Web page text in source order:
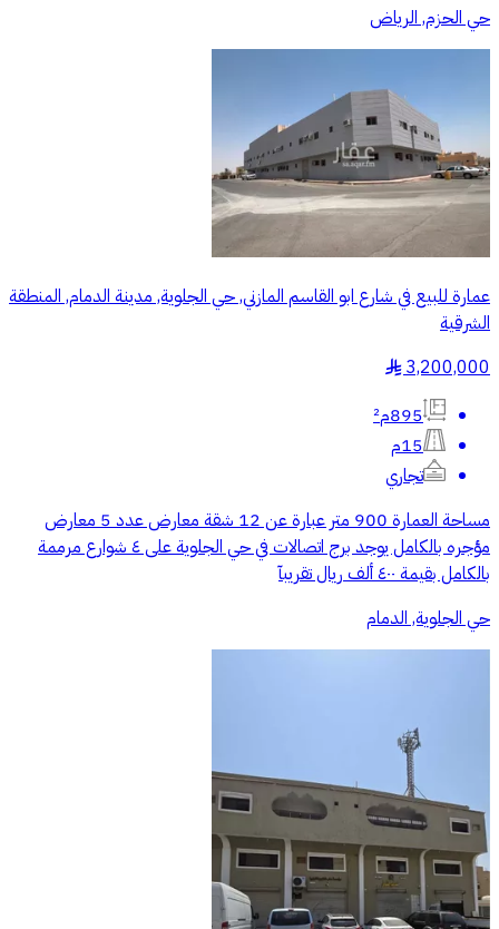
حي الحزم, الرياض
عمارة للبيع في شارع ابو القاسم المازني, حي الجلوية, مدينة الدمام, المنطقة
الشرقية
3,200,000
§
895م²
15م
تجاري
مساحة العمارة 900 متر عبارة عن 12 شقة معارض عدد 5 معارض
مؤجره بالكامل يوجد برج اتصالات في حي الجلوية على ٤ شوارع مرممة
بالكامل بقيمة ٤٠٠ ألف ريال تقريبآ
حي الجلوية, الدمام